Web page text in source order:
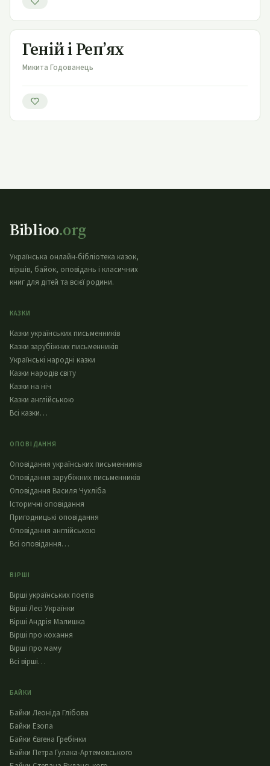
Геній і Реп’ях
Геній і Реп’ях
Микита Годованець
Biblioo.org
Українська онлайн-бібліотека казок,
віршів, байок, оповідань і класичних
книг для дітей та всієї родини.
КАЗКИ
Казки українських письменників
Казки зарубіжних письменників
Українські народні казки
Казки народів світу
Казки на ніч
Казки англійською
Всі казки…
ОПОВІДАННЯ
Оповідання українських письменників
Оповідання зарубіжних письменників
Оповідання Василя Чухліба
Історичні оповідання
Пригодницькі оповідання
Оповідання англійською
Всі оповідання…
ВІРШІ
Вірші українських поетів
Вірші Лесі Українки
Вірші Андрія Малишка
Вірші про кохання
Вірші про маму
Всі вірші…
БАЙКИ
Байки Леоніда Глібова
Байки Езопа
Байки Євгена Гребінки
Байки Петра Гулака-Артемовського